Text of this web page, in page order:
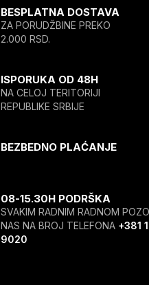
BESPLATNA DOSTAVA
ZA PORUDŽBINE PREKO
2.000 RSD.
ISPORUKA OD 48H
NA CELOJ TERITORIJI
REPUBLIKE SRBIJE
BEZBEDNO PLAĆANJE
08-15.30H PODRŠKA
SVAKIM RADNIM RADNOM
NAS NA BROJ TELEFONA +381
9020